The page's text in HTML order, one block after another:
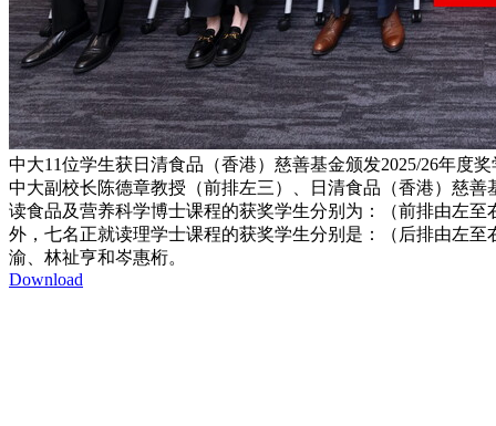
中大11位学生获日清食品（香港）慈善基金颁发2025/26年度奖
中大副校长陈德章教授（前排左三）、日清食品（香港）慈
读食品及营养科学博士课程的获奖学生分别为：（前排由左
外，七名正就读理学士课程的获奖学生分别是：（后排由左
渝、林祉亨和岑惠桁。
Download